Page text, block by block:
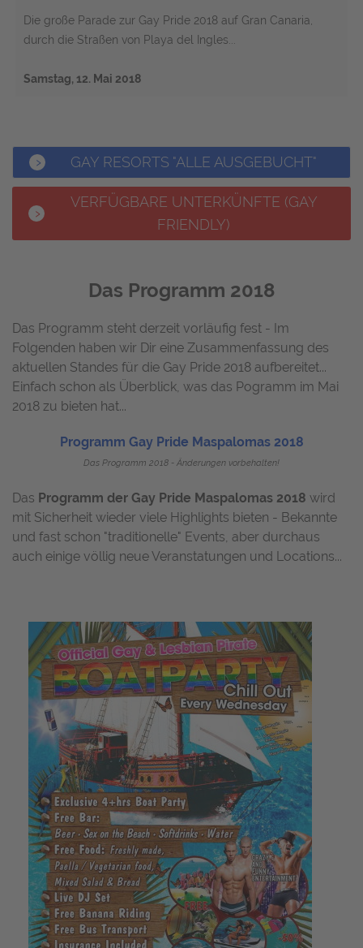
Die große Parade zur Gay Pride 2018 auf Gran Canaria,
durch die Straßen von Playa del Ingles...
Samstag, 12. Mai 2018
GAY RESORTS "ALLE AUSGEBUCHT"
VERFÜGBARE UNTERKÜNFTE (GAY
FRIENDLY)
Das Programm 2018
Das Programm steht derzeit vorläufig fest - Im
Folgenden haben wir Dir eine Zusammenfassung des
aktuellen Standes für die Gay Pride 2018 aufbereitet...
Einfach schon als Überblick, was das Pogramm im Mai
2018 zu bieten hat...
Programm Gay Pride Maspalomas 2018
Das Programm 2018 - Änderungen vorbehalten!
Das Programm der Gay Pride Maspalomas 2018 wird
mit Sicherheit wieder viele Highlights bieten - Bekannte
und fast schon "traditionelle" Events, aber durchaus
auch einige völlig neue Veranstatungen und Locations...